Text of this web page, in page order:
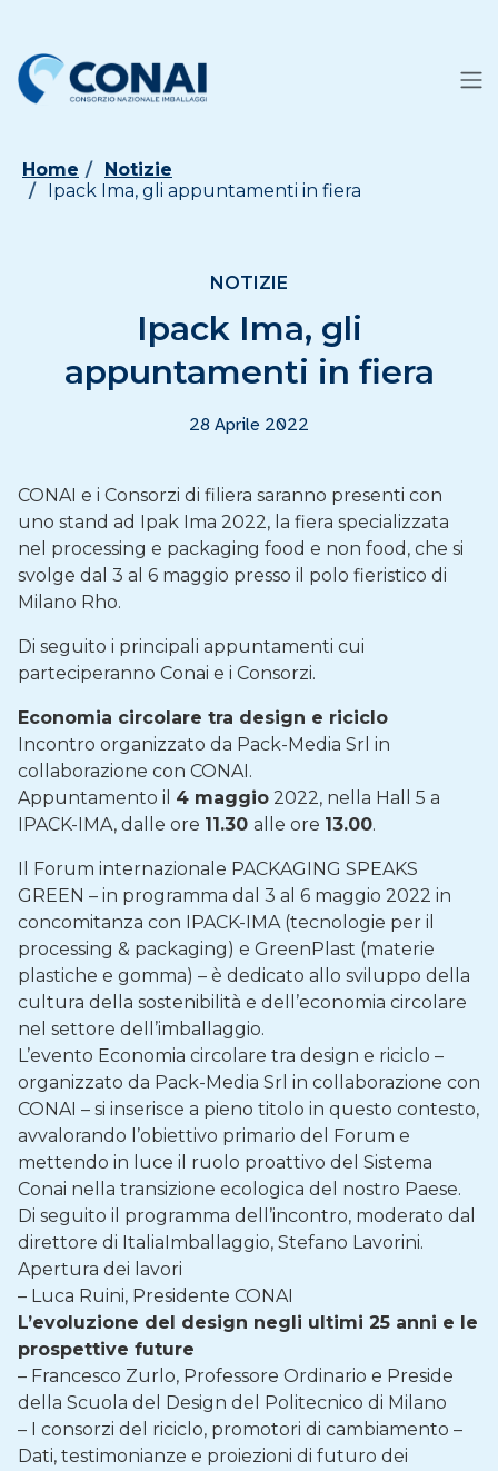
Home
Notizie
Ipack Ima, gli appuntamenti in fiera
NOTIZIE
Ipack Ima, gli
appuntamenti in fiera
28 Aprile 2022
CONAI e i Consorzi di filiera saranno presenti con
uno stand ad Ipak Ima 2022, la fiera specializzata
nel processing e packaging food e non food, che si
svolge dal 3 al 6 maggio presso il polo fieristico di
Milano Rho.
Di seguito i principali appuntamenti cui
parteciperanno Conai e i Consorzi.
Economia circolare tra design e riciclo
Incontro organizzato da Pack-Media Srl in
collaborazione con CONAI.
Appuntamento il 4 maggio 2022, nella Hall 5 a
IPACK-IMA, dalle ore 11.30 alle ore 13.00.
Il Forum internazionale PACKAGING SPEAKS
GREEN – in programma dal 3 al 6 maggio 2022 in
concomitanza con IPACK-IMA (tecnologie per il
processing & packaging) e GreenPlast (materie
plastiche e gomma) – è dedicato allo sviluppo della
cultura della sostenibilità e dell’economia circolare
nel settore dell’imballaggio.
L’evento Economia circolare tra design e riciclo –
organizzato da Pack-Media Srl in collaborazione con
CONAI – si inserisce a pieno titolo in questo contesto,
avvalorando l’obiettivo primario del Forum e
mettendo in luce il ruolo proattivo del Sistema
Conai nella transizione ecologica del nostro Paese.
Di seguito il programma dell’incontro, moderato dal
direttore di ItaliaImballaggio, Stefano Lavorini.
Apertura dei lavori
– Luca Ruini, Presidente CONAI
L’evoluzione del design negli ultimi 25 anni e le
prospettive future
– Francesco Zurlo, Professore Ordinario e Preside
della Scuola del Design del Politecnico di Milano
– I consorzi del riciclo, promotori di cambiamento –
Dati, testimonianze e proiezioni di futuro dei